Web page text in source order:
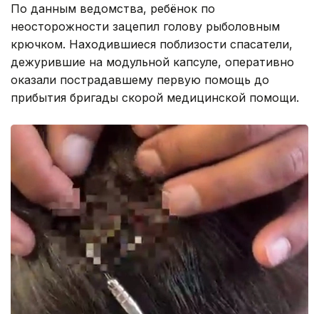
По данным ведомства, ребёнок по
неосторожности зацепил голову рыболовным
крючком. Находившиеся поблизости спасатели,
дежурившие на модульной капсуле, оперативно
оказали пострадавшему первую помощь до
прибытия бригады скорой медицинской помощи.